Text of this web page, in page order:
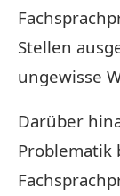
Stellen
ungewisse
Darüber